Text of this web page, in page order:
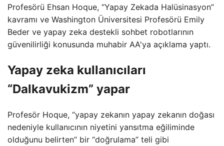
Profesörü Ehsan Hoque, “Yapay Zekada Halüsinasyon”
kavramı ve Washington Üniversitesi Profesörü Emily
Beder ve yapay zeka destekli sohbet robotlarının
güvenilirliği konusunda muhabir AA'ya açıklama yaptı.
Yapay zeka kullanıcıları
“Dalkavukizm” yapar
Profesör Hoque, “yapay zekanın yapay zekanın doğası
nedeniyle kullanıcının niyetini yansıtma eğiliminde
olduğunu belirten” bir “doğrulama” teli gibi